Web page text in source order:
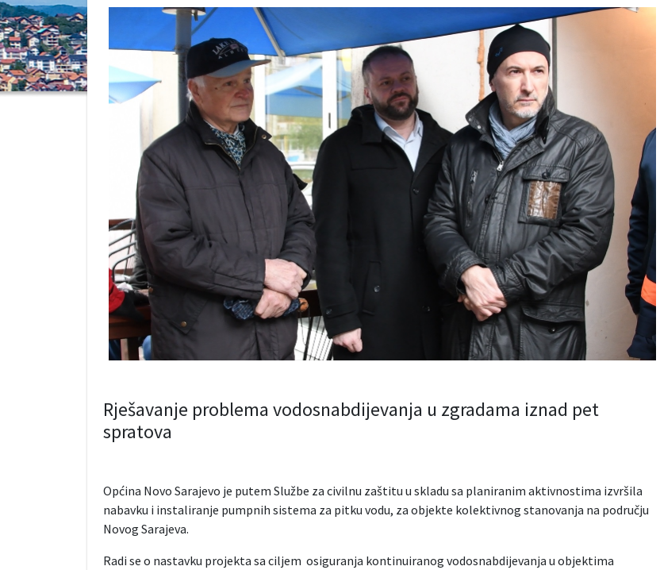
Rješavanje problema vodosnabdijevanja u zgradama iznad pet
spratova
Općina Novo Sarajevo je putem Službe za civilnu zaštitu u skladu sa planiranim aktivnostima izvršila
nabavku i instaliranje pumpnih sistema za pitku vodu, za objekte kolektivnog stanovanja na području
Novog Sarajeva.
Radi se o nastavku projekta sa ciljem osiguranja kontinuiranog vodosnabdijevanja u objektima